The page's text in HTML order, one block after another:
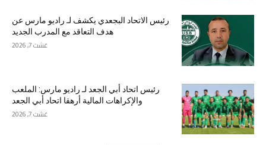
رئيس الاتحاد البجعدي يكشف لـ راديو مارس عن
هدف التعاقد مع المدرب الجديد
غشت 7, 2026
رئيس اتحاد أبي الجعد لـ راديو مارس: الملعب
والإكراهات المالية أرهقا اتحاد أبي الجعد
غشت 7, 2026